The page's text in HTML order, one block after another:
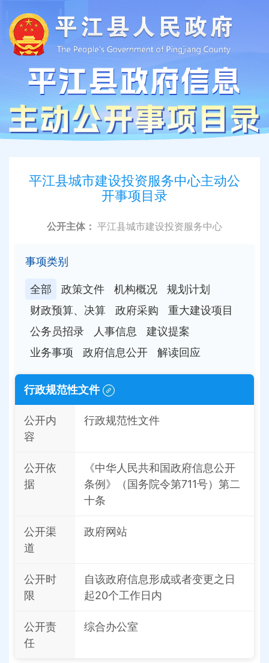
平江县城市建设投资服务中心主动公
开事项目录
公开主体： 平江县城市建设投资服务中心
事项类别
全部 政策文件 机构概况
规划计划
财政预算、决算
政府采购
重大建设项目
公务员招录
人事信息
建议提案
业务事项
政府信息公开 解读回应
行政规范性文件
公开内
容
行政规范性文件
公开依
据
《中华人民共和国政府信息公开
条例》（国务院令第711号）第二
十条
公开渠
道
政府网站
公开时
限
自该政府信息形成或者变更之日
起20个工作日内
公开责
任
综合办公室